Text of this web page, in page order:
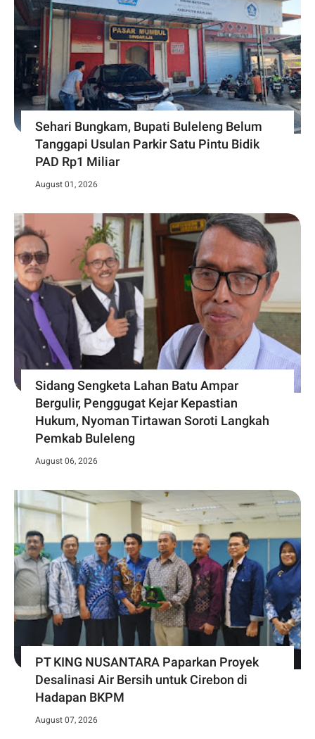
Sehari Bungkam, Bupati Buleleng Belum
Tanggapi Usulan Parkir Satu Pintu Bidik
PAD Rp1 Miliar
August 01, 2026
Sidang Sengketa Lahan Batu Ampar
Bergulir, Penggugat Kejar Kepastian
Hukum, Nyoman Tirtawan Soroti Langkah
Pemkab Buleleng
August 06, 2026
PT KING NUSANTARA Paparkan Proyek
Desalinasi Air Bersih untuk Cirebon di
Hadapan BKPM
August 07, 2026